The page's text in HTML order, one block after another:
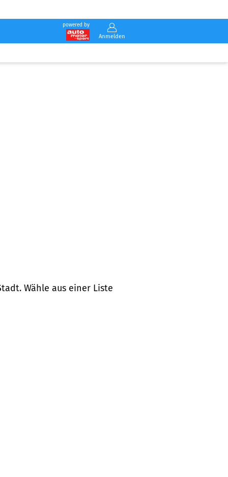
powered by
Anmelden
Wähle aus einer Liste